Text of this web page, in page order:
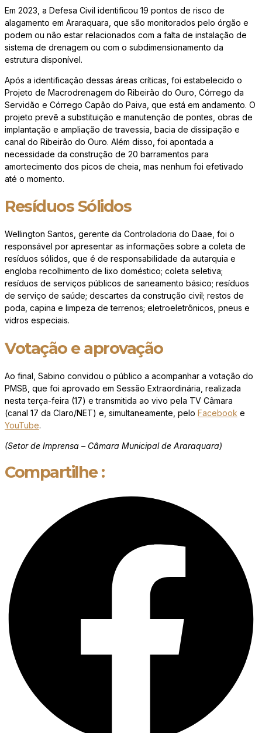
Em 2023, a Defesa Civil identificou 19 pontos de risco de
alagamento em Araraquara, que são monitorados pelo órgão e
podem ou não estar relacionados com a falta de instalação de
sistema de drenagem ou com o subdimensionamento da
estrutura disponível.
Após a identificação dessas áreas críticas, foi estabelecido o
Projeto de Macrodrenagem do Ribeirão do Ouro, Córrego da
Servidão e Córrego Capão do Paiva, que está em andamento. O
projeto prevê a substituição e manutenção de pontes, obras de
implantação e ampliação de travessia, bacia de dissipação e
canal do Ribeirão do Ouro. Além disso, foi apontada a
necessidade da construção de 20 barramentos para
amortecimento dos picos de cheia, mas nenhum foi efetivado
até o momento.
Resíduos Sólidos
Wellington Santos, gerente da Controladoria do Daae, foi o
responsável por apresentar as informações sobre a coleta de
resíduos sólidos, que é de responsabilidade da autarquia e
engloba recolhimento de lixo doméstico; coleta seletiva;
resíduos de serviços públicos de saneamento básico; resíduos
de serviço de saúde; descartes da construção civil; restos de
poda, capina e limpeza de terrenos; eletroeletrônicos, pneus e
vidros especiais.
Votação e aprovação
Ao final, Sabino convidou o público a acompanhar a votação do
PMSB, que foi aprovado em Sessão Extraordinária, realizada
nesta terça-feira (17) e transmitida ao vivo pela TV Câmara
(canal 17 da Claro/NET) e, simultaneamente, pelo Facebook e
YouTube.
(Setor de Imprensa – Câmara Municipal de Araraquara)
Compartilhe :